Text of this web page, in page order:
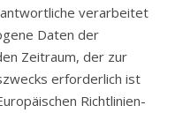
verarbeitet
Daten der
Zeitraum, der zur
erforderlich ist
Richtlinien-